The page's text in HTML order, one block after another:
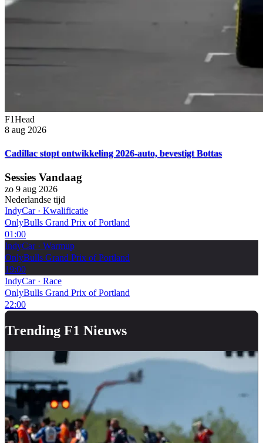
F1Head
8 aug 2026
Cadillac stopt ontwikkeling 2026-auto, bevestigt Bottas
Sessies Vandaag
zo 9 aug 2026
Nederlandse tijd
IndyCar· Kwalificatie
OnlyBulls Grand Prix of Portland
01:00
IndyCar· Warmup
OnlyBulls Grand Prix of Portland
19:00
IndyCar· Race
OnlyBulls Grand Prix of Portland
22:00
Trending F1 Nieuws